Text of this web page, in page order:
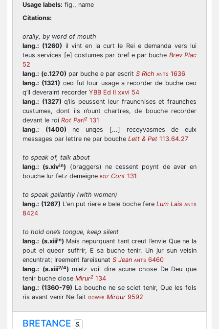
Usage labels: fig., name
Citations:
orally, by word of mouth
lang.: (1260) il vint en la curt le Rei e demanda vers lui
teus services [e] costumes par bref e par buche Brev Plac
52
lang.: (c.1270) par buche e par escrit S Rich ANTS 1636
lang.: (1321) ceo fut lour usage a recorder de buche ceo
q’il deveraint recorder YBB Ed II xxvi 54
lang.: (1327) q’ils peussent leur fraunchises et fraunches
custumes, dont ils n’ount chartres, de bouche recorder
devant le roi Rot Parl2 131
lang.:
(1400) ne unqes [...] receyvasmes de eulx
messages par lettre ne par bouche Lett & Pet 113.64.27
to speak of, talk about
lang.: (s.xivin) (braggers) ne cessent poynt de aver en
bouche lur fetz demeigne BOZ Cont 131
to speak gallantly (with women)
lang.: (1267) L'en put riere e bele boche fere Lum Lais ANTS
8424
to hold one’s tongue, keep silent
lang.: (s.xiiiin) Mais nepurquant tant creut l’envie Que ne la
pout el queor suffrir, E sa buche tenir. Un jur sun veisin
encuntrat; Ireement l’areisunat S Jean ANTS 6460
lang.: (s.xiii2/4) mielz voil dire acune chose De Deu que
tenir buche close Mirur2 134
lang.: (1360-79) La bouche ne se sciet tenir, Que les fols
ris avant venir Ne fait GOWER Mirour 9592
BRETANCE S.